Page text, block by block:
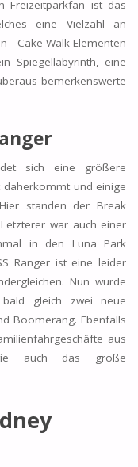
Freizeitparkfan ist das
eine Vielzahl an
Walk-Elementen
Spiegellabyrinth, eine
bemerkenswerte
sich eine größere
daherkommt und einige
standen der Break
war auch einer
in den Luna Park
Ranger ist eine leider
Nun wurde
gleich zwei neue
Boomerang. Ebenfalls
aus
auch das große